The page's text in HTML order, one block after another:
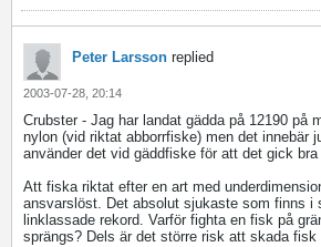
Peter Larsson replied
2003-07-28, 20:14
Crubster - Jag har landat gädda på 12190 på
nylon (vid riktat abborrfiske) men det innebär
använder det vid gäddfiske för att det gick bra
Att fiska riktat efter en art med
ansvarslöst. Det absolut sjukaste som finns i
linklassade rekord. Varför fighta en fisk på
sprängs? Dels är det större risk att skada fisk